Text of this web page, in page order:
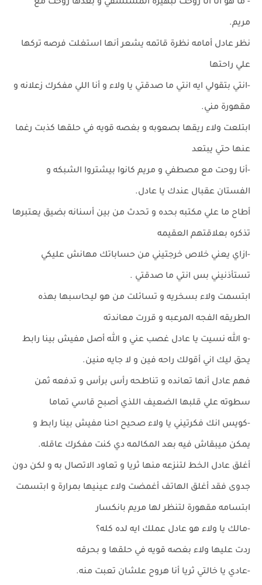
- ما هو أنا أنا روحت لبهيرة المستشفي و بعدها روحت مع
مريم.
نظر عادل أمامه نظرة قاتمه يشعر أنها استغلت فرصه تركها
علي راحتها
-انتي بتقولي ايه انتي ما صدقتي يا ولاء و أنا اللي مفكرك زعلانه و
مقهورة مني.
ابتلعت ولاء ريقها بصعوبه و بغصه قويه في حلقها كذبت رغما
عنها حتي يبتعد
-أنا روحت مع مصطفي و مريم كانوا بيشتروا الشبكه و
الفستان عقبال عندك يا عادل.
أطاح ما علي مكتبه بحده و تحدث من بين أسنانه بضيق يعتبرها
تذكره بعلاقتهم العقيمه
-ازاي يعني خلاص خرجتيني من حساباتك مهانش عليكي
تستأذنيني بس انتي ما صدقتي .
ابتسمت ولاء بسخريه و تسائلت من هو ليحاسبها بهذه
الطريقه الفجه المرعبه و قررت معاندته
-و الله نسيت يا عادل غصب عني و الله أصل مفيش بينا رابط
يحق ليك اني أقولك راحه فين و لا جايه منين.
فهم عادل أنها تعانده و تناطحه رأس برأس و تدفعه ثمن
سطوته علي قلبها الضعيف اللذي أصبح قاسي تماما
-كويس انك فكرتيني يا ولاء صحيح احنا مفيش بينا رابط و
يمكن ميبقاش فيه بعد المكالمه دي كنت مفكرك عاقله.
أغلق عادل الخط لتنزعه منها ثريا و تعاود الاتصال به و لكن دون
جدوى فقد أغلق الهاتف أغمضت ولاء عينيها بمرارة و ابتسمت
ابتسامه مقهورة لتنظر لها مريم بانكسار
-مالك يا ولاء هو عادل عملك ايه لده كله؟
ردت عليها ولاء بغصه قويه في حلقها و بحرقه
-عادي يا خالتي ثريا أنا هروح علشان تعبت منه.